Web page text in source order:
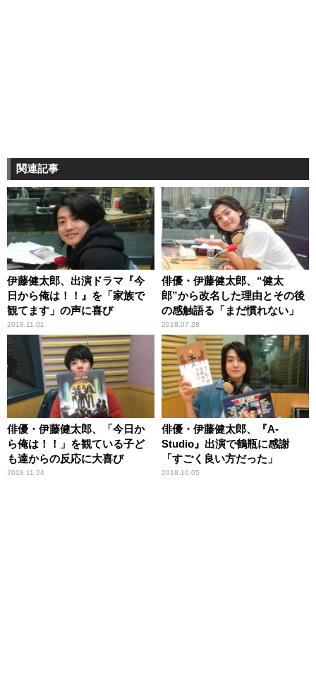
関連記事
伊藤健太郎、出演ドラマ『今
日から俺は！！』を「家族で
観てます」の声に喜び
2018.11.01
俳優・伊藤健太郎、“健太
郎”から改名した理由とその後
の感触語る「まだ慣れない」
2018.07.28
俳優・伊藤健太郎、「今日か
ら俺は！！」を観ている子ど
も達からの反応に大喜び
2018.11.24
俳優・伊藤健太郎、『A-
Studio』出演で鶴瓶に感謝
「すごく良い方だった」
2018.10.05